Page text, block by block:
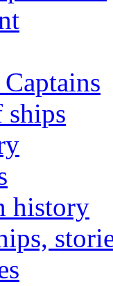
history